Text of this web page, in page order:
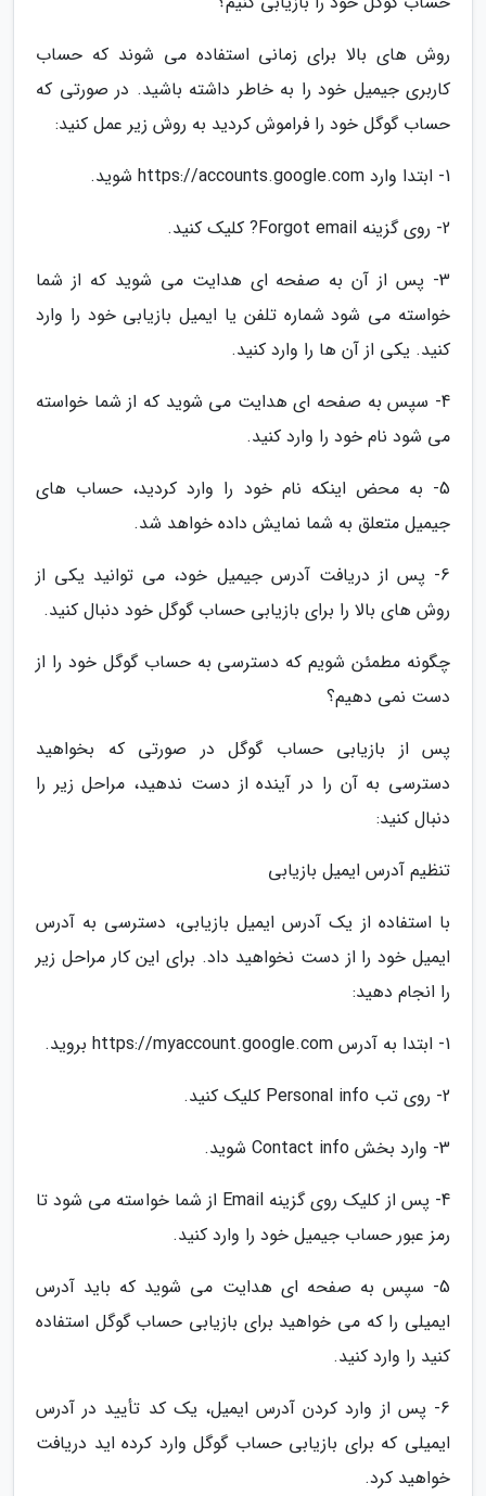
روش های بالا برای زمانی استفاده می شوند که حساب
کاربری جیمیل خود را به خاطر داشته باشید. در صورتی که
حساب گوگل خود را فراموش کردید به روش زیر عمل کنید:
1- ابتدا وارد https://accounts.google.com شوید.
2- روی گزینه Forgot email? کلیک کنید.
3- پس از آن به صفحه ای هدایت می شوید که از شما
خواسته می شود شماره تلفن یا ایمیل بازیابی خود را وارد
کنید. یکی از آن ها را وارد کنید.
4- سپس به صفحه ای هدایت می شوید که از شما خواسته
می شود نام خود را وارد کنید.
5- به محض اینکه نام خود را وارد کردید، حساب های
جیمیل متعلق به شما نمایش داده خواهد شد.
6- پس از دریافت آدرس جیمیل خود، می توانید یکی از
روش های بالا را برای بازیابی حساب گوگل خود دنبال کنید.
چگونه مطمئن شویم که دسترسی به حساب گوگل خود را از
دست نمی دهیم؟
پس از بازیابی حساب گوگل در صورتی که بخواهید
دسترسی به آن را در آینده از دست ندهید، مراحل زیر را
دنبال کنید:
تنظیم آدرس ایمیل بازیابی
با استفاده از یک آدرس ایمیل بازیابی، دسترسی به آدرس
ایمیل خود را از دست نخواهید داد. برای این کار مراحل زیر
را انجام دهید:
1- ابتدا به آدرس https://myaccount.google.com بروید.
2- روی تب Personal info کلیک کنید.
3- وارد بخش Contact info شوید.
4- پس از کلیک روی گزینه Email از شما خواسته می شود تا
رمز عبور حساب جیمیل خود را وارد کنید.
5- سپس به صفحه ای هدایت می شوید که باید آدرس
ایمیلی را که می خواهید برای بازیابی حساب گوگل استفاده
کنید را وارد کنید.
6- پس از وارد کردن آدرس ایمیل، یک کد تأیید در آدرس
ایمیلی که برای بازیابی حساب گوگل وارد کرده اید دریافت
خواهید کرد.